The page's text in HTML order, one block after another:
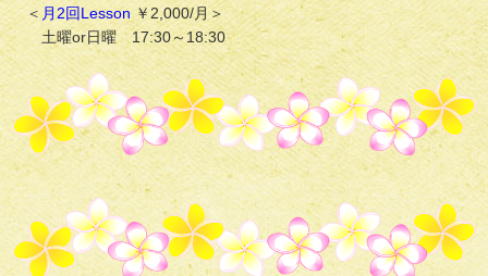
＜ 月2回Lesson ￥2,000/月＞
土曜or日曜 17:30～18:30